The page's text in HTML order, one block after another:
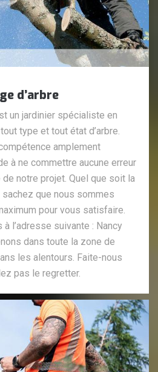
d’arbre
un jardinier spécialiste en
type et tout état d’arbre.
amplement
à ne commettre aucune erreur
notre projet. Quel que soit la
que nous sommes
pour vous satisfaire.
l’adresse suivante : Nancy
dans toute la zone de
les alentours. Faite-nous
pas le regretter.